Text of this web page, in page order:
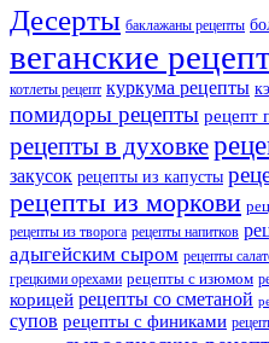
Десерты баклажаны рецепты
веганские
котлеты рецепт куркума рецепты
помидоры рецепты рецепт
рецепты в духовке
закусок рецепты из капусты
рецепты из моркови
рецепты из творога рецепты напитков
адыгейским сыром рецепты
грецкими орехами рецепты с изюмом
корицей рецепты со сметаной
супов рецепты с финиками